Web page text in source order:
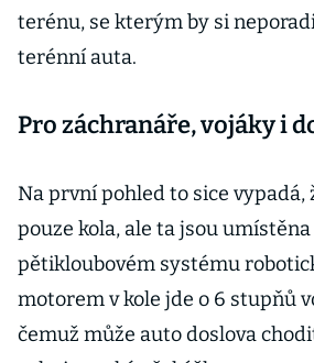
terénu, se kterým by si
terénní auta.
Pro záchranáře, vojáky i
Na první pohled to sice vypadá,
pouze kola, ale ta jsou
pětikloubovém systému
motorem v kole jde o 6 stupňů
čemuž může auto doslova